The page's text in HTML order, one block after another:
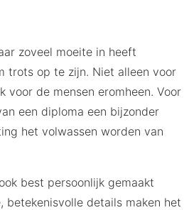
zoveel moeite in heeft
trots op te zijn. Niet alleen voor
voor de mensen eromheen. Voor
een diploma een bijzonder
het volwassen worden van
best persoonlijk gemaakt
betekenisvolle details maken het